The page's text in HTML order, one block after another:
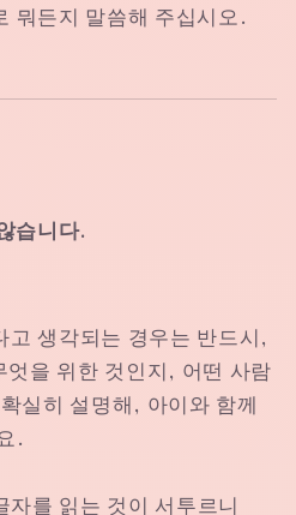
뭐든지 말씀해 주십시오.
습니다.
고 생각되는 경우는 반드시,
을 위한 것인지, 어떤 사람
실히 설명해, 아이와 함께
.
를 읽는 것이 서투르니